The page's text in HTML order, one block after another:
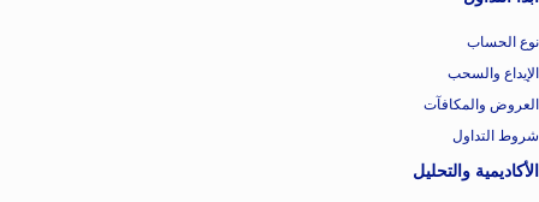
نوع الحساب
الإيداع والسحب
العروض والمكافآت
شروط التداول
الأكاديمية والتحليل